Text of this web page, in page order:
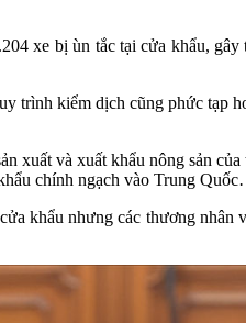
xe bị ùn tắc tại cửa khẩu,
trình kiểm dịch cũng phức
và xuất khẩu nông sản
chính ngạch vào Trung
khẩu nhưng các thương nhân